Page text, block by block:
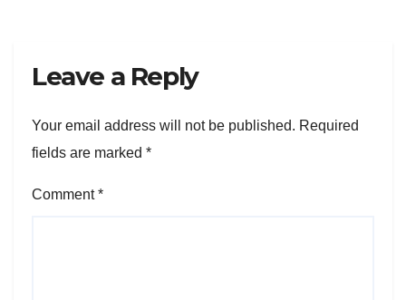
Leave a Reply
Your email address will not be published. Required
fields are marked *
Comment*